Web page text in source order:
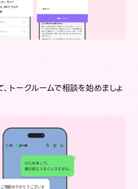
、トークルームで相談を始めましょ